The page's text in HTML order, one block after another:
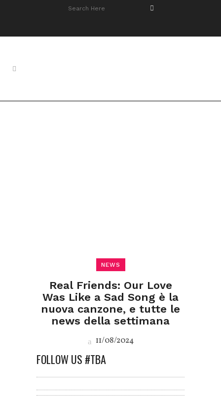
NEWS
Real Friends: Our Love
Was Like a Sad Song è la
nuova canzone, e tutte le
news della settimana
11/08/2024
FOLLOW US #TBA